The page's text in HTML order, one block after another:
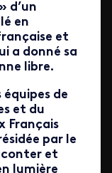
d’un
en
et
a donné sa
libre.
équipes de
et du
Français
par le
et
lumière